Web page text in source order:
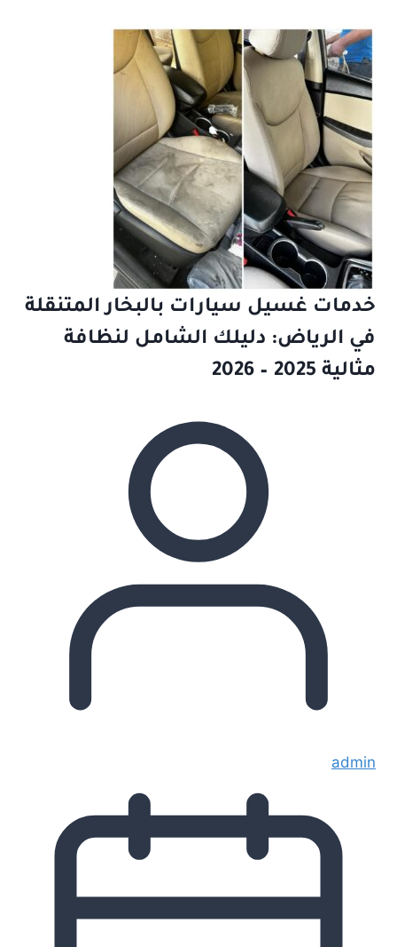
خدمات غسيل سيارات بالبخار المتنقلة
في الرياض: دليلك الشامل لنظافة
مثالية 2025 – 2026
admin